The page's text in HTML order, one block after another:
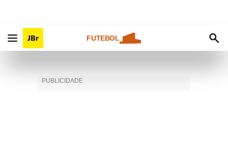
FUTEBOL